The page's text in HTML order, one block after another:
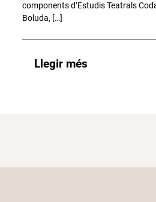
components d’Estudis Teatrals
Boluda, […]
Llegir més